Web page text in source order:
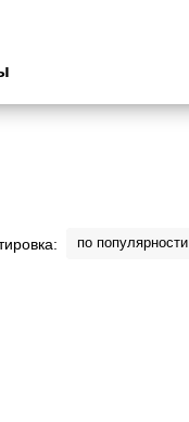
по популярности